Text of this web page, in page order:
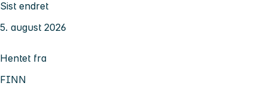
Sist endret
5. august 2026
Hentet fra
FINN